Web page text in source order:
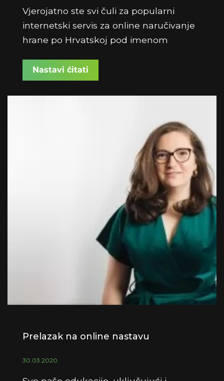
Vjerojatno ste svi čuli za popularni
internetski servis za online naručivanje
hrane po Hrvatskoj pod imenom
kod njih. Možda i upravo danas
naručujete hranu
Iskusni ekspert za digitalni marketing,
direktorica servisa Pauza.hr za online
Elmira Majerić
Web Marketing
koja se održava u sklopu
Nastavi čitati
Prelazak na online nastavu
30.03.2020.